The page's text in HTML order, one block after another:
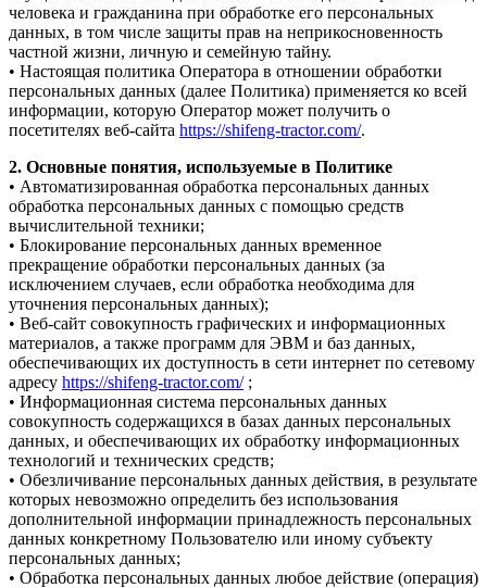
человека и гражданина при обработке его персональных
данных, в том числе защиты прав на неприкосновенность
частной жизни, личную и семейную тайну.
• Настоящая политика Оператора в отношении обработки
персональных данных (далее Политика) применяется ко всей
информации, которую Оператор может получить о
посетителях веб-сайта https://shifeng-tractor.com/.
2. Основные понятия, используемые в Политике
• Автоматизированная обработка персональных данных
обработка персональных данных с помощью средств
вычислительной техники;
• Блокирование персональных данных временное
прекращение обработки персональных данных (за
исключением случаев, если обработка необходима для
уточнения персональных данных);
• Веб-сайт совокупность графических и информационных
материалов, а также программ для ЭВМ и баз данных,
обеспечивающих их доступность в сети интернет по сетевому
адресу https://shifeng-tractor.com/;
• Информационная система персональных данных
совокупность содержащихся в базах данных персональных
данных, и обеспечивающих их обработку информационных
технологий и технических средств;
• Обезличивание персональных данных действия, в результате
которых невозможно определить без использования
дополнительной информации принадлежность персональных
данных конкретному Пользователю или иному субъекту
персональных данных;
• Обработка персональных данных любое действие (операция)